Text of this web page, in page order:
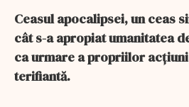
Ceasul apocalipsei, un ceas
cât s-a apropiat umanitatea
ca urmare a propriilor
terifiantă.